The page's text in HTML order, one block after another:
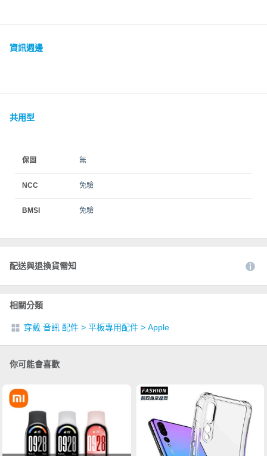
資訊週邊
共用型
保固 無
NCC 免驗
BMSI 免驗
配送與退換貨需知
相關分類
穿戴 音訊 配件 > 平板專用配件 > Apple
你可能會喜歡